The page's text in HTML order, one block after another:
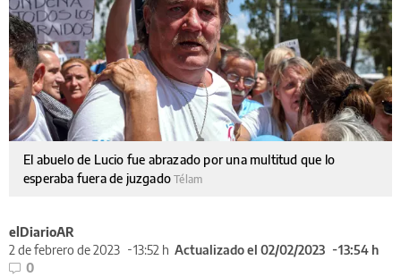
El abuelo de Lucio fue abrazado por una multitud que lo
esperaba fuera de juzgadoTélam
elDiarioAR
2 de febrero de 2023
13:52 h Actualizado el 02/02/2023
13:54 h
0